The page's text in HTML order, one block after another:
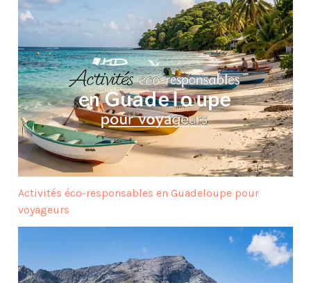
Activités éco-responsables en Guadeloupe pour
voyageurs